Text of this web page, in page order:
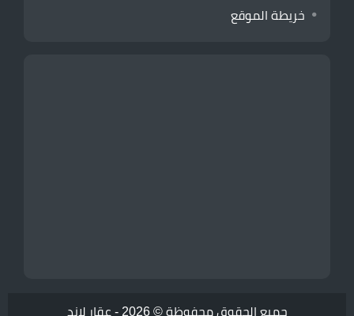
خريطة الموقع
جميع الحقوق محفوظة © 2026 - عقار لاند